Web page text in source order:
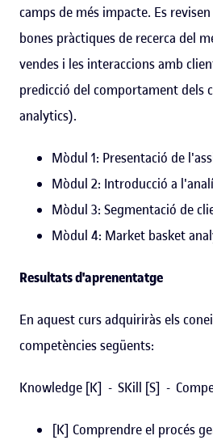
camps de més impacte. Es
bones pràctiques de recerca del
vendes i les interaccions amb
predicció del comportament dels
analytics).
Mòdul 1: Presentació de
Mòdul 2: Introducció a
Mòdul 3: Segmentació de
Mòdul 4: Market basket
Resultats d'aprenentatge
En aquest curs adquiriràs els
competències següents:
Knowledge [K] - SKill [S] -
[K] Comprendre el procés